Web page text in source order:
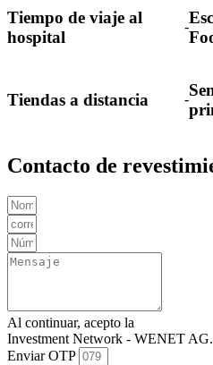
Tiempo de viaje al
hospital
-
Tiendas a distancia -
Contacto de
Al continuar, acepto la
Investment Network - WENET AG.
Enviar OTP